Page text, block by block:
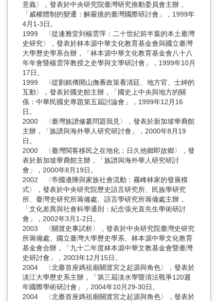
意義〉，發表於中央研究院臺灣研究推動委員會主辦，
「威權體制的變遷：解嚴後的臺灣國際研討會」，1999年
4月1-3日。
1999 〈從連雅堂到楊雲萍：二十世紀前半葉的本土臺灣
史研究〉，發表於林本源中華文化教育基金會與國立臺灣
大學歷史學系合辦，「林本源中華文化教育基金會八十八
年年會暨楊雲萍教授之史學與文學研討會」，1999年10月
17日。
1999 〈從劉銘傳開山撫番政策看清廷、地方官、士紳的
互動〉，發表於國史館主辦，「國史上中央與地方的關
係：中華民國史專題第五屆討論會」，1999年12月16
日。
2000 〈臺灣族譜修纂問題我見〉，發表於新加坡華裔館
主辦，「族譜與海外華人研究研討會」，2000年8月19
日。
2000 〈臺灣閩客移民之在地化：日久他鄉即故鄉〉，發
表於新加坡華裔館主辦，「族譜與海外華人研究研討
會」，2000年8月19日。
2002 〈帝國邊陲與家族社會流動：霧峰林家的發展模
式〉，發表於中央研究院歷史語言研究所、民族學研究
所、臺灣史研究所籌備處、語言學研究所籌備處主辦，
「文化差異與社會科學通則：紀念張光直先生學術研討
會」，2002年3月1-2日。
2003 〈關渡史事試析〉，發表於中央研究院臺灣史研究
所籌備處、國立臺灣大學歷史學系、林本源中華文化教育
基金會合辦，「九十二年度林本源中華文教基金會暨臺灣
史研討會」，2003年12月15日。
2004 〈北臺首座媽祖廟關渡宮之起源與角色〉，發表於
淡江大學歷史系主辦，「第三屆淡水學暨清法戰爭120週
年國際學術研討會」，2004年10月29-30日。
2004 〈北臺首座媽祖廟關渡宮之起源與角色〉，發表於